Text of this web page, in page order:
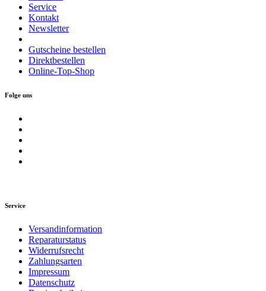
Service
Kontakt
Newsletter
Gutscheine bestellen
Direktbestellen
Online-Top-Shop
Folge uns
Service
Versandinformation
Reparaturstatus
Widerrufsrecht
Zahlungsarten
Impressum
Datenschutz